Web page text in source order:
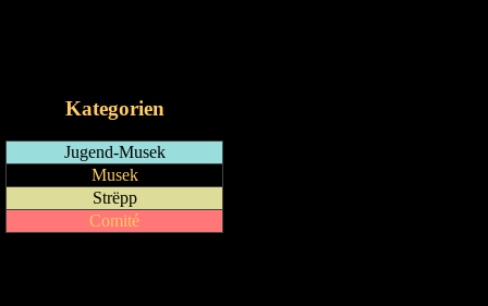
Kategorien
Jugend-Musek
Musek
Strëpp
Comité